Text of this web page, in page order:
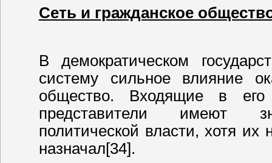
Сеть и гражданское
В демократическом
систему сильное влияние
общество. Входящие в
представители имеют
политической власти, хотя их
назначал[34].